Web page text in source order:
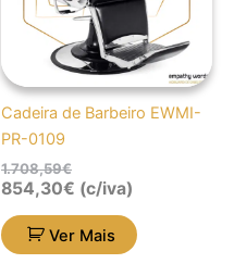
Cadeira de Barbeiro EWMI-
PR-0109
1.708,59€
854,30€ (c/iva)
Ver Mais